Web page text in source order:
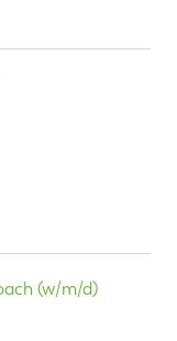
(w/m/d)